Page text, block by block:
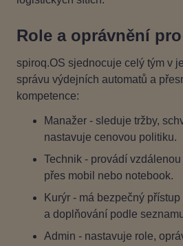
Role a oprávnění
spiroq.OS sjednocuje celý tým v
správu výdejních automatů a
kompetence:
Manažer - sleduje tržby,
nastavuje cenovou politiku.
Technik - provádí
přes mobil nebo notebook.
Kurýr - má bezpečný
a doplňování podle
Admin - nastavuje role,